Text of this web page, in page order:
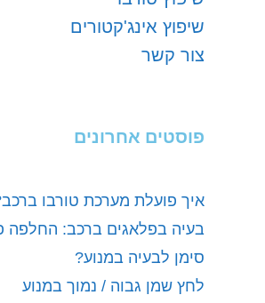
שיפוץ אינג'קטורים
צור קשר
פוסטים אחרונים
איך פועלת מערכת טורבו
בעיה בפלאגים ברכב: החלפה
סימן לבעיה במנוע?
לחץ שמן גבוה / נמוך במנוע